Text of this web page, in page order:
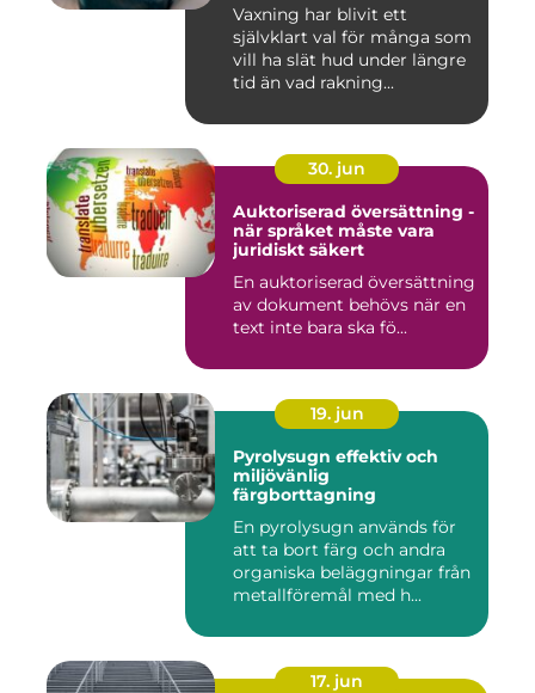
Vaxning har blivit ett
självklart val för många som
vill ha slät hud under längre
tid än vad rakning...
30. jun
Auktoriserad översättning -
när språket måste vara
juridiskt säkert
En auktoriserad översättning
av dokument behövs när en
text inte bara ska fö...
19. jun
Pyrolysugn effektiv och
miljövänlig
färgborttagning
En pyrolysugn används för
att ta bort färg och andra
organiska beläggningar från
metallföremål med h...
17. jun